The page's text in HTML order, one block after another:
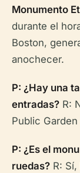
Monumento
durante el
Boston,
anochecer.
P: ¿Hay una
entradas? R:
Public
P: ¿Es el
ruedas? R: